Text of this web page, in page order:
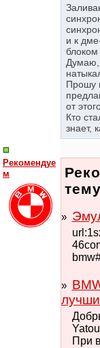
и к
блоком
Думаю,
Прошу
от
Кто
знает,
Рекомендуе
м
При